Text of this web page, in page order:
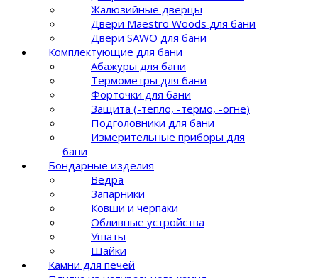
Жалюзийные дверцы
Двери Maestro Woods для бани
Двери SAWO для бани
Комплектующие для бани
Абажуры для бани
Термометры для бани
Форточки для бани
Защита (-тепло, -термо, -огне)
Подголовники для бани
Измерительные приборы для
бани
Бондарные изделия
Ведра
Запарники
Ковши и черпаки
Обливные устройства
Ушаты
Шайки
Камни для печей